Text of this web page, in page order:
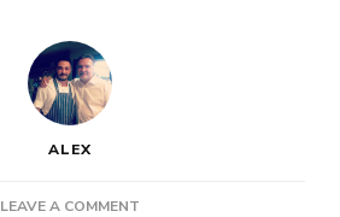
ALEX
LEAVE A COMMENT